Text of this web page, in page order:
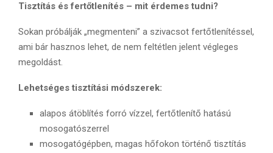
Tisztítás és fertőtlenítés – mit érdemes tudni?
Sokan próbálják „megmenteni” a szivacsot fertőtlenítéssel,
ami bár hasznos lehet, de nem feltétlen jelent végleges
megoldást.
Lehetséges tisztítási módszerek:
alapos átöblítés forró vízzel, fertőtlenítő hatású
mosogatószerrel
mosogatógépben, magas hőfokon történő tisztítás